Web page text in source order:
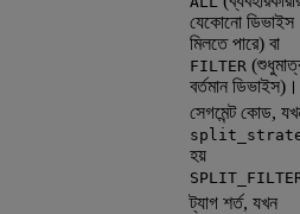
যেকোনো ডিভাইস
মিলতে পারে) বা
FILTER
বর্তমান ডিভাইস)।
সেগমেন্ট কোড,
হয়
ট্যাগ শর্ত, যখন